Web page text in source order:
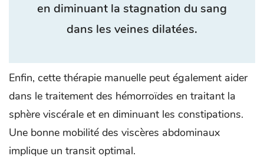
en diminuant la stagnation du sang
dans les veines dilatées.
Enfin, cette thérapie manuelle peut également aider
dans le traitement des hémorroïdes en traitant la
sphère viscérale et en diminuant les constipations.
Une bonne mobilité des viscères abdominaux
implique un transit optimal.